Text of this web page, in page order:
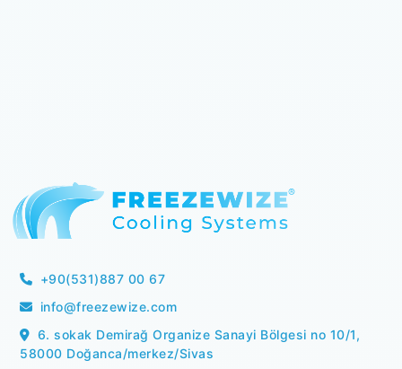
+90(531)887 00 67
info@freezewize.com
6. sokak Demirağ Organize Sanayi Bölgesi no 10/1,
58000 Doğanca/merkez/Sivas